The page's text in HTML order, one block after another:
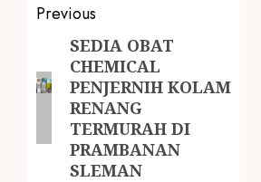
Previous
SEDIA OBAT
CHEMICAL
PENJERNIH KOLAM
RENANG
TERMURAH DI
PRAMBANAN
SLEMAN